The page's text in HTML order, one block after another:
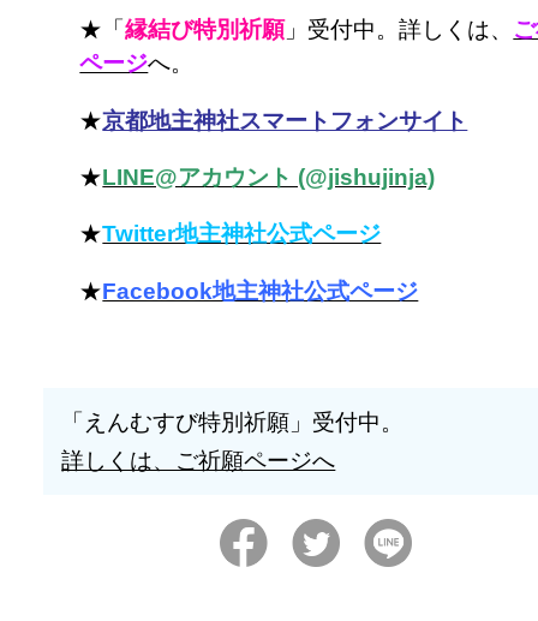
★「縁結び特別祈願」受付中。詳しくは、
ページへ。
★京都地主神社スマートフォンサイト
★LINE@アカウント (@jishujinja)
★Twitter地主神社公式ページ
★Facebook地主神社公式ページ
「えんむすび特別祈願」受付中。
詳しくは、ご祈願ページへ